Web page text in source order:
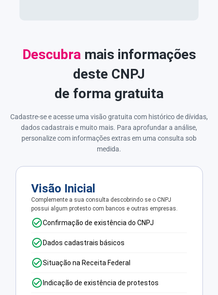
Descubra mais informações
deste CNPJ
de forma gratuita
Cadastre-se e acesse uma visão gratuita com histórico de dívidas,
dados cadastrais e muito mais. Para aprofundar a análise,
personalize com informações extras em uma consulta sob
medida.
Visão Inicial
Complemente a sua consulta descobrindo se o CNPJ
possui algum protesto com bancos e outras empresas.
Confirmação de existência do CNPJ
Dados cadastrais básicos
Situação na Receita Federal
Indicação de existência de protestos